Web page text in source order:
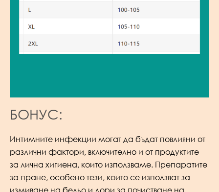
БОНУС:
Интимните инфекции могат да бъдат повлияни от
различни фактори, включително и от продуктите
за лична хигиена, които използваме. Препаратите
за пране, особено тези, които се използват за
измиване на бельо и дори за почистване на